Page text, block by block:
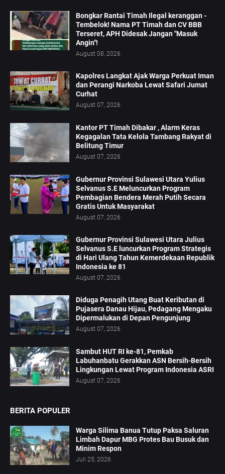
Bongkar Rantai Timah Ilegal keranggan -
Tembelok! Nama PT Timah dan CV BBB
Terseret, APH Didesak Jangan "Masuk
Angin"!
August 08, 2026
Kapolres Langkat Ajak Warga Perkuat Iman
dan Perangi Narkoba Lewat Safari Jumat
Curhat
August 07, 2026
Kantor PT Timah Dibakar , Alarm Keras
Kegagalan Tata Kelola Tambang Rakyat di
Belitung Timur
August 07, 2026
Gubernur Provinsi Sulawesi Utara Yulius
Selvanus S.E Meluncurkan Program
Pembagian Bendera Merah Putih Secara
Gratis Untuk Masyarakat
August 07, 2026
Gubernur Provinsi Sulawesi Utara Julius
Selvanus S.E luncurkan Program Strategis
di Hari Ulang Tahun Kemerdekaan Republik
Indonesia ke 81
August 07, 2026
Diduga Penagih Utang Buat Keributan di
Pujasera Danau Hijau, Pedagang Mengaku
Dipermalukan di Depan Pengunjung
August 07, 2026
Sambut HUT RI ke-81, Pemkab
Labuhanbatu Gerakkan ASN Bersih-Bersih
Lingkungan Lewat Program Indonesia ASRI
August 07, 2026
BERITA POPULER
Warga Silima Banua Tutup Paksa Saluran
Limbah Dapur MBG Protes Bau Busuk dan
Minim Respon
Juli 25, 2026